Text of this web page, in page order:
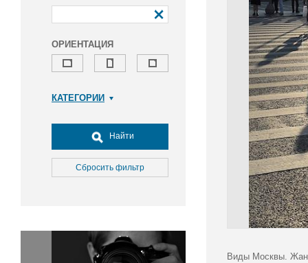
ОРИЕНТАЦИЯ
КАТЕГОРИИ
Досуг, туризм и отдых
Культура
Медицина
Окружающая среда
Политика
Найти
Сбросить фильтр
Виды Москвы.